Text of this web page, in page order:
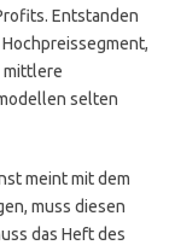
Entstanden
mittlere
selten
meint mit dem
muss diesen
das Heft des